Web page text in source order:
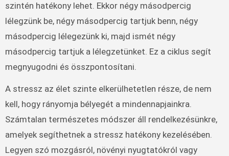
szintén hatékony lehet. Ekkor négy másodpercig
lélegzünk be, négy másodpercig tartjuk benn, négy
másodpercig lélegezünk ki, majd ismét négy
másodpercig tartjuk a lélegzetünket. Ez a ciklus segít
megnyugodni és összpontosítani.
A stressz az élet szinte elkerülhetetlen része, de nem
kell, hogy rányomja bélyegét a mindennapjainkra.
Számtalan természetes módszer áll rendelkezésünkre,
amelyek segíthetnek a stressz hatékony kezelésében.
Legyen szó mozgásról, növényi nyugtatókról vagy